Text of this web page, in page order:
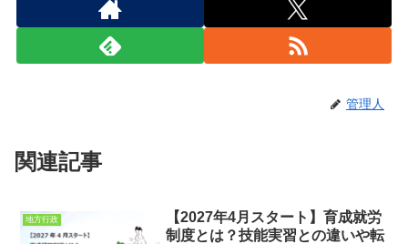
管理人
関連記事
地方行政
【2027年4月スタート】育成就労
制度とは？技能実習との違いや転